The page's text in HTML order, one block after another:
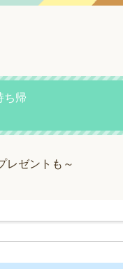
ち帰
レゼントも～